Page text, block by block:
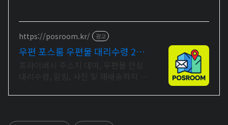
https://posroom.kr/ 광고
우편 포스룸 우편물 대리수령 24
스룸에서 대신 해드립니다.